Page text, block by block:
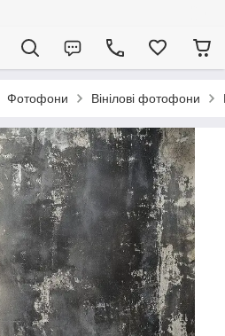
Фотофони Вінілові фотофони